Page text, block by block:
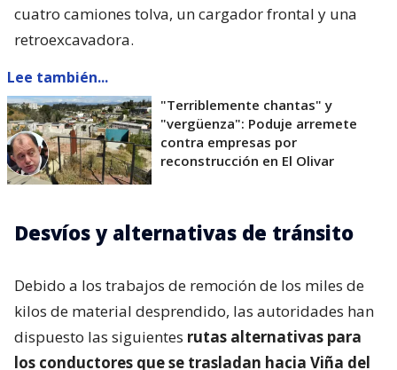
cuatro camiones tolva, un cargador frontal y una
retroexcavadora.
Lee también...
"Terriblemente chantas" y
"vergüenza": Poduje arremete
contra empresas por
reconstrucción en El Olivar
Desvíos y alternativas de tránsito
Debido a los trabajos de remoción de los miles de
kilos de material desprendido, las autoridades han
dispuesto las siguientes rutas alternativas para
los conductores que se trasladan hacia Viña del